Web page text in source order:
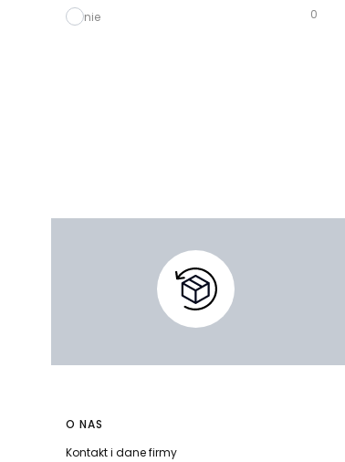
nie 0
Linki w stopce
O NAS
Kontakt i dane firmy